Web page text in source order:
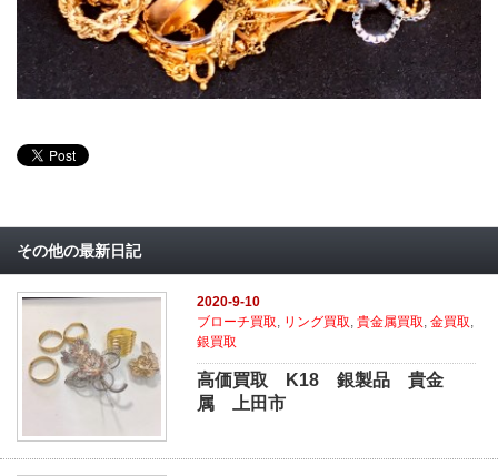
その他の最新日記
2020-9-10
ブローチ買取, リング買取,貴金属買取,金買取,
銀買取
高価買取 K18 銀製品 貴金
属 上田市